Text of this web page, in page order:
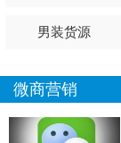
男装货源
微商营销